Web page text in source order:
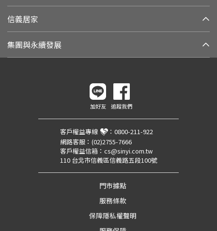
信義居家
集團與永續發展
加好友 追蹤我們
客戶權益專線 ： 0800-211-922
網路客服： (02)2755-7666
客戶權益信箱： cs@sinyi.com.tw
110 台北市信義區信義路五段100號
門市據點
服務條款
保障隱私權聲明